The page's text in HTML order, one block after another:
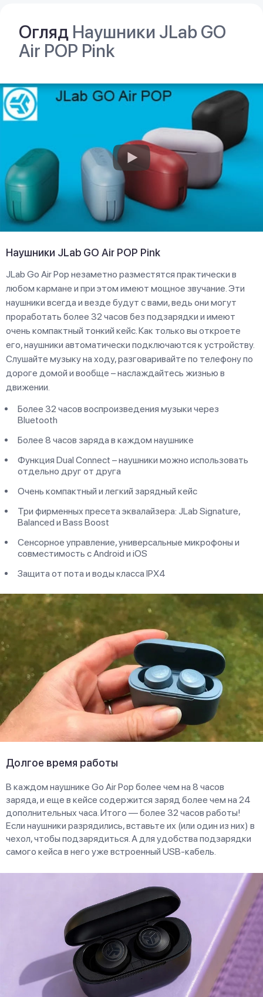
Огляд Наушники JLab GO
Air POP Pink
Наушники JLab GO Air POP Pink
JLab Go Air Pop незаметно разместятся практически в
любом кармане и при этом имеют мощное звучание. Эти
наушники всегда и везде будут с вами, ведь они могут
проработать более 32 часов без подзарядки и имеют
очень компактный тонкий кейс. Как только вы откроете
его, наушники автоматически подключаются к устройству.
Слушайте музыку на ходу, разговаривайте по телефону по
дороге домой и вообще – наслаждайтесь жизнью в
движении.
Более 32 часов воспроизведения музыки через
Bluetooth
Более 8 часов заряда в каждом наушнике
Функция Dual Connect – наушники можно использовать
отдельно друг от друга
Очень компактный и легкий зарядный кейс
Три фирменных пресета эквалайзера: JLab Signature,
Balanced и Bass Boost
Сенсорное управление, универсальные микрофоны и
совместимость с Android и iOS
Защита от пота и воды класса IPX4
Долгое время работы
В каждом наушнике Go Air Pop более чем на 8 часов
заряда, и еще в кейсе содержится заряд более чем на 24
дополнительных часа. Итого — более 32 часов работы!
Если наушники разрядились, вставьте их (или один из них) в
чехол, чтобы подзарядиться. А для удобства подзарядки
самого кейса в него уже встроенный USB-кабель.